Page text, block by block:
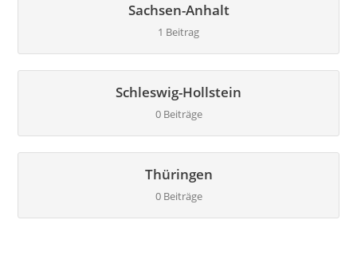
Sachsen-Anhalt
1 Beitrag
Schleswig-Hollstein
0 Beiträge
Thüringen
0 Beiträge